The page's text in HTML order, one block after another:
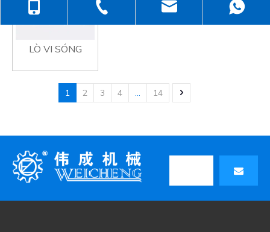
LÒ VI SÓNG
1 2 3 4 ... 14
+ 86-138-6499-6670
+ 86-139-6232-6695
+ 86-512-5258-1232